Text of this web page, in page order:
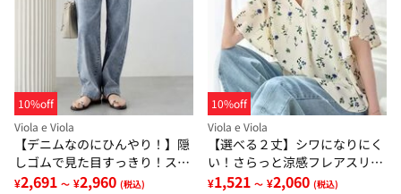
10%off
Viola e Viola
【デニムなのにひんやり！】隠
しゴムで見た目すっきり！スト
レッチ楽ちんデニム
¥2,691 ～ ¥2,960 (税込)
10%off
Viola e Viola
【選べる２丈】シワになりにく
い！さらっと涼感フレアスリー
ブブラウス
¥1,521 ～ ¥2,060 (税込)